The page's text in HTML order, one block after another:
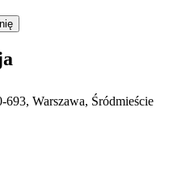
Warszawa, Śródmieście